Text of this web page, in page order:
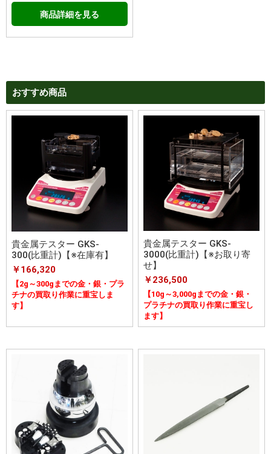
商品詳細を見る
おすすめ商品
貴金属テスター GKS-
300(比重計)【※在庫有】
￥166,320
【2g～300gまでの金・銀・プラ
チナの買取り作業に重宝しま
す】
貴金属テスター GKS-
3000(比重計)【※お取り寄
せ】
￥236,500
【10g～3,000gまでの金・銀・
プラチナの買取り作業に重宝し
ます】